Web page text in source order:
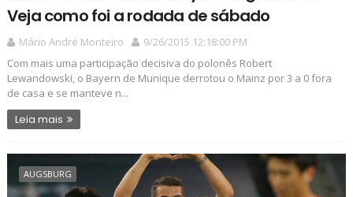
Veja como foi a rodada de sábado
Mário André Monteiro
9/26/2015 12:18:00 PM
Com mais uma participação decisiva do polonês Robert
Lewandowski, o Bayern de Munique derrotou o Mainz por 3 a 0 fora
de casa e se manteve n...
Leia mais
AUGSBURG